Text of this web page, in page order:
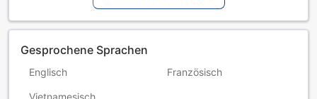
Gesprochene Sprachen
Englisch Französisch